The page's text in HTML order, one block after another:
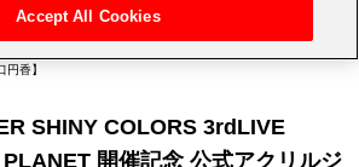
電子書籍
ドルマスター シリーズ>アイドルマスター シャイニーカラー
香】
SHINY COLORS 3rdLIVE
開催記念 公式アクリルジ
Accept All Cookies